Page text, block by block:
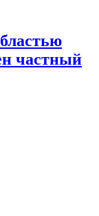
частный